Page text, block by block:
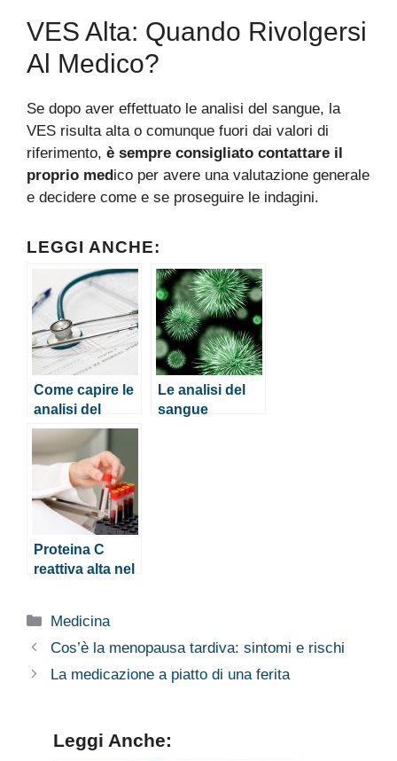
VES Alta: Quando Rivolgersi
Al Medico?
Se dopo aver effettuato le analisi del sangue, la
VES risulta alta o comunque fuori dai valori di
riferimento, è sempre consigliato contattare il
proprio medico per avere una valutazione generale
e decidere come e se proseguire le indagini.
LEGGI ANCHE:
Come capire le
analisi del
sangue
Le analisi del
sangue
Proteina C
reattiva alta nel
preoccuparsi
Categorie
Medicina
Cos’è la menopausa tardiva: sintomi e rischi
La medicazione a piatto di una ferita
Leggi Anche: